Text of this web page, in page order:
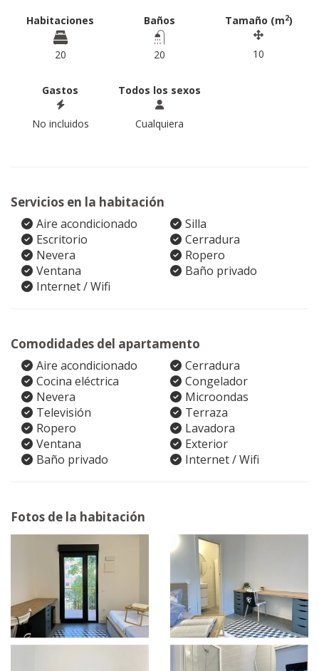
Habitaciones
20
Baños
20
Tamaño (m2)
10
Gastos
No incluidos
Todos los sexos
Cualquiera
Servicios en la habitación
Aire acondicionado
Silla
Escritorio
Cerradura
Nevera
Ropero
Ventana
Baño privado
Internet / Wifi
Comodidades del apartamento
Aire acondicionado
Cerradura
Cocina eléctrica
Congelador
Nevera
Microondas
Televisión
Terraza
Ropero
Lavadora
Ventana
Exterior
Baño privado
Internet / Wifi
Fotos de la habitación